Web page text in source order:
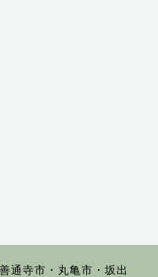
通寺市・丸亀市・坂出